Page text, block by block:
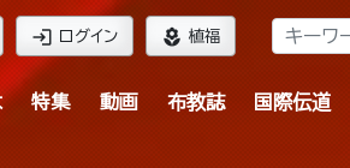
login ログイン local_florist 植福
特集 動画 布教誌 国際伝道